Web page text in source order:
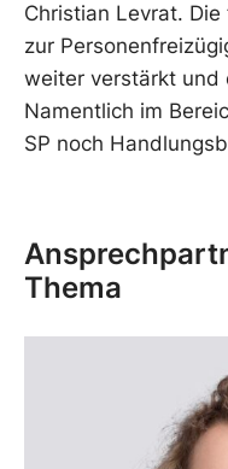
Christian Levrat.
zur
weiter verstärkt und
Namentlich im
SP noch
Thema